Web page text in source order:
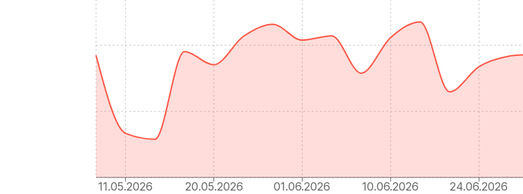
11.05.2026 20.05.2026 01.06.2026 10.06.2026 24.06.2026